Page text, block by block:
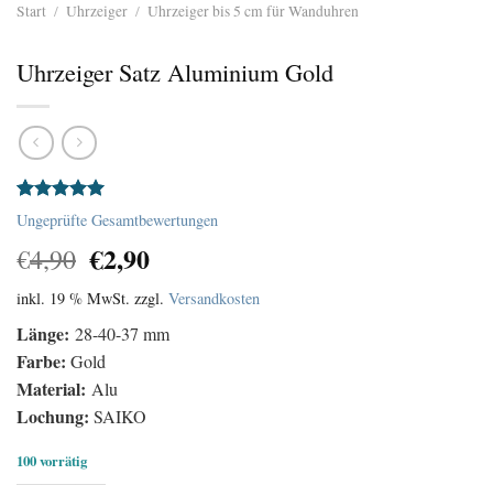
Start / Uhrzeiger / Uhrzeiger bis 5 cm für Wanduhren
Uhrzeiger Satz Aluminium Gold
Bewertet
mit5.00
von 5,
basierend
1
Kundenbewertung
Ungeprüfte Gesamtbewertungen
€4,90 Ursprünglicher
Preis
war:
€4,90
€2,90Aktueller
Preis
ist:
€2,90.
inkl. 19 % MwSt. zzgl. Versandkosten
Länge: 28-40-37 mm
Farbe: Gold
Material: Alu
Lochung: SAIKO
100 vorrätig